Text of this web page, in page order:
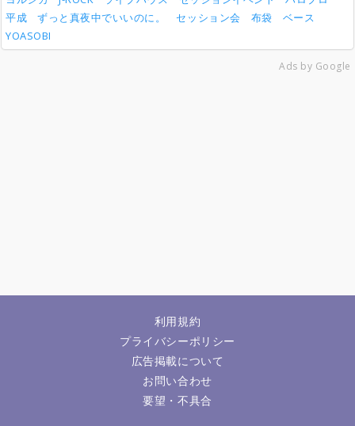
平成
ずっと真夜中でいいのに。 セッション会 布袋
ベース
YOASOBI
Ads by Google
利用規約
プライバシーポリシー
広告掲載について
お問い合わせ
要望・不具合